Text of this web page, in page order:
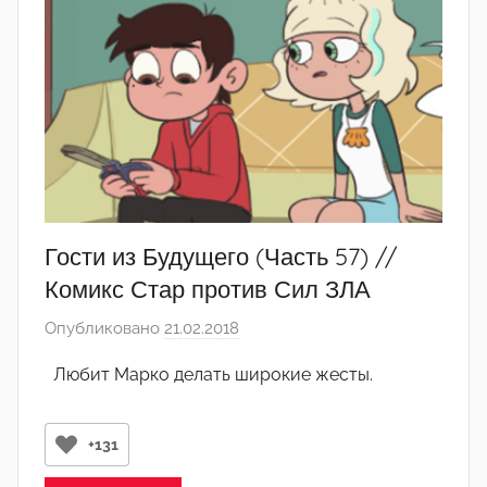
Гости из Будущего (Часть 57) //
Комикс Стар против Сил ЗЛА
Опубликовано 21.02.2018
т
Любит Марко делать широкие жесты.
+131